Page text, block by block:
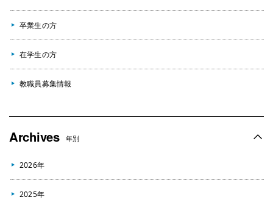
卒業生の方
在学生の方
教職員募集情報
Archives 年別
2026年
2025年